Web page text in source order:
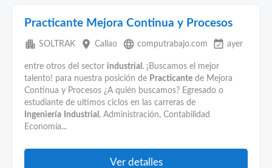
Practicante Mejora Continua y Procesos
apartment SOLTRAK place Callao language computrabajo.com event_available ayer
entre otros del sector industrial . ¡Buscamos el mejor
talento! para nuestra posición de Practicante de Mejora
Continua y Procesos ¿A quién buscamos? Egresado o
estudiante de ultimos ciclos en las carreras de
Ingeniería
Industrial , Administración, Contabilidad
Economía...
Ver detalles